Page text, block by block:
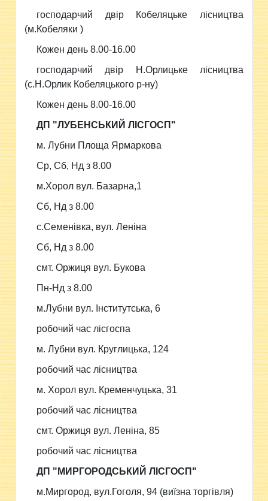
господарчий двір Кобеляцьке лісництва
(м.Кобеляки )
Кожен день 8.00-16.00
господарчий двір Н.Орлицьке лісництва
(с.Н.Орлик Кобеляцького р-ну)
Кожен день 8.00-16.00
ДП "ЛУБЕНСЬКИЙ ЛІСГОСП"
м. Лубни Площа Ярмаркова
Ср, Сб, Нд з 8.00
м.Хорол вул. Базарна,1
Сб, Нд з 8.00
с.Семенівка, вул. Леніна
Сб, Нд з 8.00
смт. Оржиця вул. Букова
Пн-Нд з 8.00
м.Лубни вул. Інститутська, 6
робочий час лісгоспа
м. Лубни вул. Круглицька, 124
робочий час лісництва
м. Хорол вул. Кременчуцька, 31
робочий час лісництва
смт. Оржиця вул. Леніна, 85
робочий час лісництва
ДП "МИРГОРОДСЬКИЙ ЛІСГОСП"
м.Миргород, вул.Гоголя, 94 (виїзна торгівля)